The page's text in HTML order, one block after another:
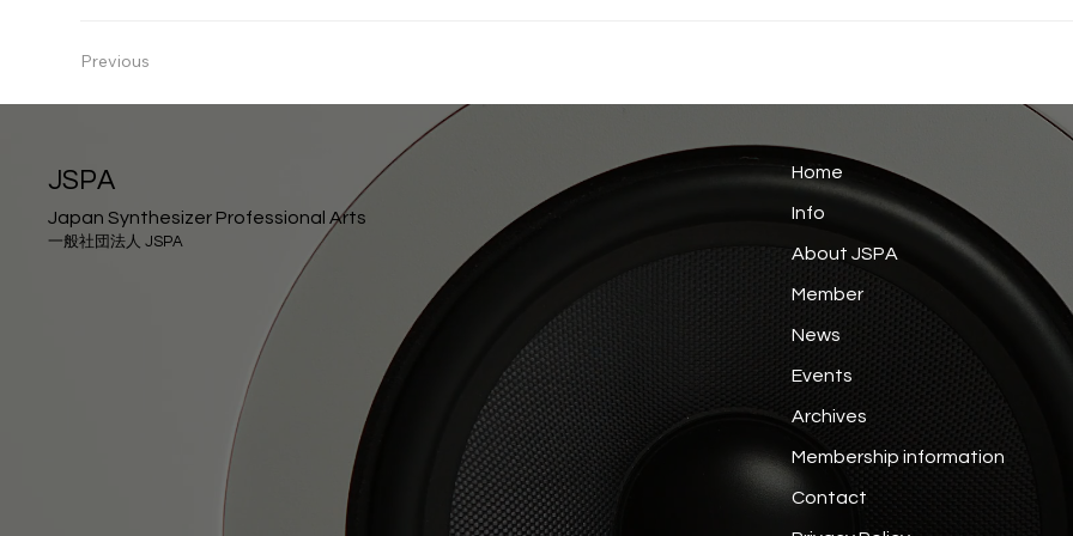
Previous
JSPA
Japan Synthesizer Professional Arts
一般社団法人 JSPA
Home
Info
About JSPA
Member
News
Events
Archives
Membership information
Contact